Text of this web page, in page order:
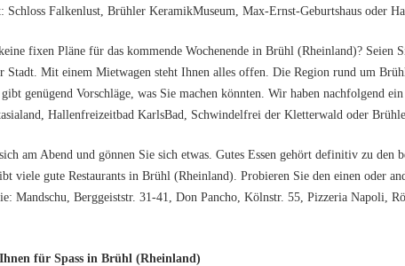
Schloss Falkenlust, Brühler KeramikMuseum, Max-Ernst-Geburtshaus oder
fixen Pläne für das kommende Wochenende in Brühl (Rheinland)? Seien
Stadt. Mit einem Mietwagen steht Ihnen alles offen. Die Region rund um
genügend Vorschläge, was Sie machen könnten. Wir haben nachfolgend
Hallenfreizeitbad KarlsBad, Schwindelfrei der Kletterwald oder
am Abend und gönnen Sie sich etwas. Gutes Essen gehört definitiv zu den
viele gute Restaurants in Brühl (Rheinland). Probieren Sie den einen oder
Mandschu, Berggeiststr. 31-41, Don Pancho, Kölnstr. 55, Pizzeria Napoli,
für Spass in Brühl (Rheinland)